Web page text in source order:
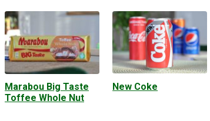
Marabou Big Taste
Toffee Whole Nut
New Coke